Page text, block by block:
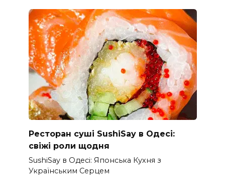
Ресторан суші SushiSay в Одесі:
свіжі роли щодня
SushiSay в Одесі: Японська Кухня з
Українським Серцем